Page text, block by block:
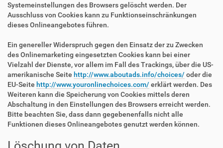
Systemeinstellungen des Browsers gelöscht werden. Der
Ausschluss von Cookies kann zu Funktionseinschränkungen
dieses Onlineangebotes führen.
Ein genereller Widerspruch gegen den Einsatz der zu Zwecken
des Onlinemarketing eingesetzten Cookies kann bei einer
Vielzahl der Dienste, vor allem im Fall des Trackings, über die US-
amerikanische Seite http://www.aboutads.info/choices/ oder die
EU-Seite http://www.youronlinechoices.com/ erklärt werden. Des
Weiteren kann die Speicherung von Cookies mittels deren
Abschaltung in den Einstellungen des Browsers erreicht werden.
Bitte beachten Sie, dass dann gegebenenfalls nicht alle
Funktionen dieses Onlineangebotes genutzt werden können.